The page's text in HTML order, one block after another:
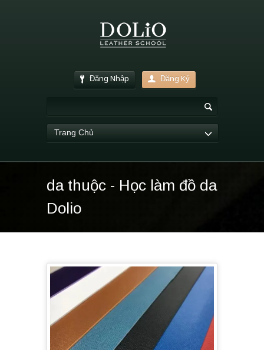
Đăng Nhập Đăng Ký
Trang Chủ
da thuộc - Học làm đồ da
Dolio